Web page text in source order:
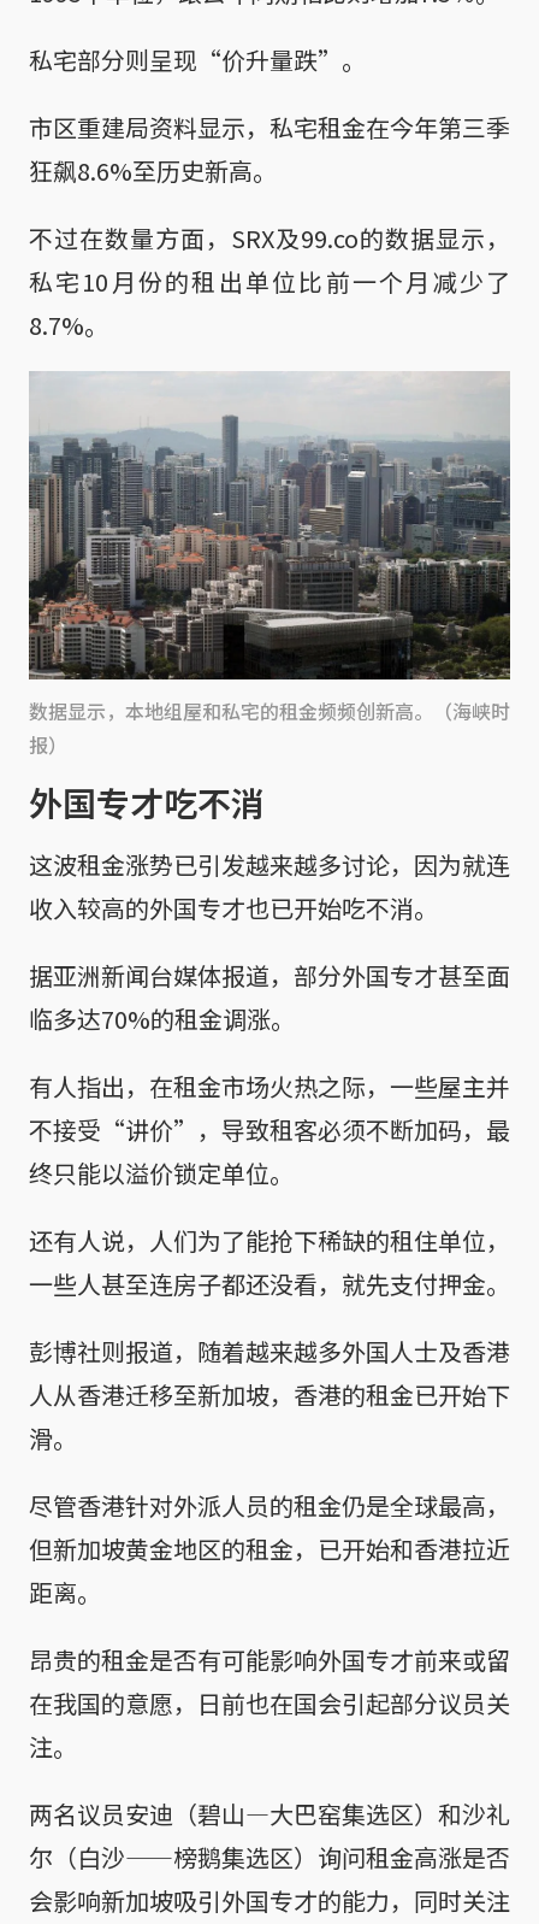
私宅部分则呈现“价升量跌”。
市区重建局资料显示，私宅租金在今年第三季
狂飙8.6%至历史新高。
不过在数量方面，SRX及99.co的数据显示，
私宅10月份的租出单位比前一个月减少了
8.7%。
数据显示，本地组屋和私宅的租金频频创新高。（海峡时
报）
外国专才吃不消
这波租金涨势已引发越来越多讨论，因为就连
收入较高的外国专才也已开始吃不消。
据亚洲新闻台媒体报道，部分外国专才甚至面
临多达70%的租金调涨。
有人指出，在租金市场火热之际，一些屋主并
不接受“讲价”，导致租客必须不断加码，最
终只能以溢价锁定单位。
还有人说，人们为了能抢下稀缺的租住单位，
一些人甚至连房子都还没看，就先支付押金。
彭博社则报道，随着越来越多外国人士及香港
人从香港迁移至新加坡，香港的租金已开始下
滑。
尽管香港针对外派人员的租金仍是全球最高，
但新加坡黄金地区的租金，已开始和香港拉近
距离。
昂贵的租金是否有可能影响外国专才前来或留
在我国的意愿，日前也在国会引起部分议员关
注。
两名议员安迪（碧山—大巴窑集选区）和沙礼
尔（白沙——榜鹅集选区）询问租金高涨是否
会影响新加坡吸引外国专才的能力，同时关注